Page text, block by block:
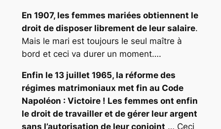
En 1907, les femmes mariées obtiennent le
droit de disposer librement de leur salaire.
Mais le mari est toujours le seul maître à
bord et ceci va durer un moment….
Enfin le 13 juillet 1965, la réforme des
régimes matrimoniaux met fin au Code
Napoléon : Victoire ! Les femmes ont enfin
le droit de travailler et de gérer leur argent
sans l’autorisation de leur conjoint … Ceci